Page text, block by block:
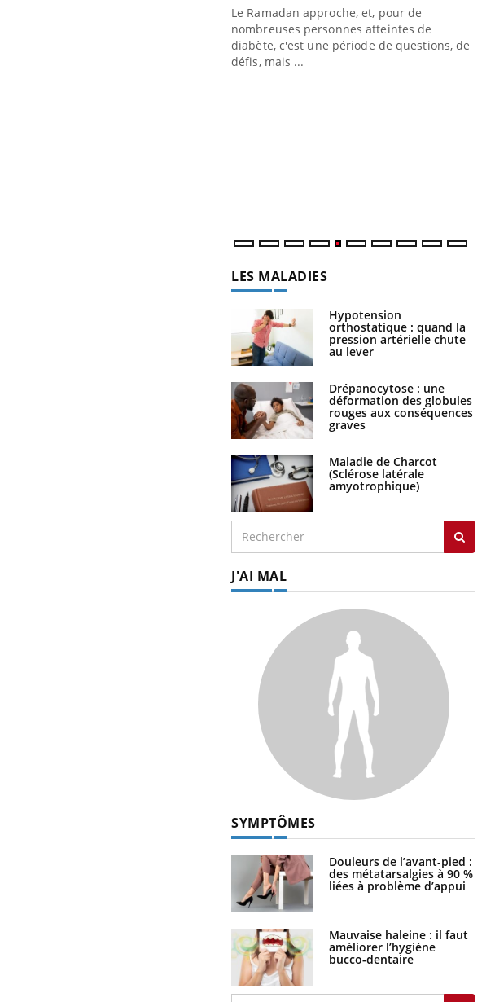
Le Ramadan approche, et, pour de
nombreuses personnes atteintes de
diabète, c'est une période de questions, de
défis, mais ...
LES MALADIES
Hypotension
orthostatique : quand la
pression artérielle chute
au lever
Drépanocytose : une
déformation des globules
rouges aux conséquences
graves
Maladie de Charcot
(Sclérose latérale
amyotrophique)
J'AI MAL
SYMPTÔMES
Douleurs de l’avant-pied :
des métatarsalgies à 90 %
liées à problème d’appui
Mauvaise haleine : il faut
améliorer l’hygiène
bucco-dentaire